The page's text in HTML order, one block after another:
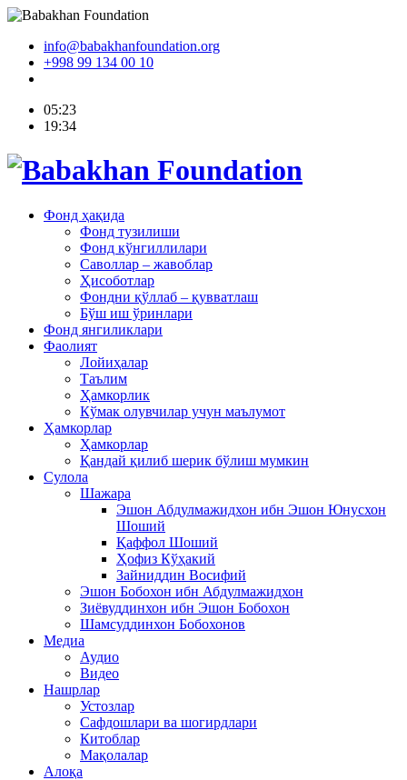
info@babakhanfoundation.org
+998 99 134 00 10
05:23
19:34
Фонд ҳақида
Фонд тузилиши
Фонд кўнгиллилари
Саволлар – жавоблар
Ҳисоботлар
Фондни қўллаб – қувватлаш
Бўш иш ўринлари
Фонд янгиликлари
Фаолият
Лойиҳалар
Таълим
Ҳамкорлик
Кўмак олувчилар учун маълумот
Ҳамкорлар
Ҳамкорлар
Қандай қилиб шерик бўлиш мумкин
Сулола
Шажара
Эшон Абдулмажидхон ибн Эшон Юнусхон
Шоший
Қаффол Шоший
Ҳофиз Кўҳакий
Зайниддин Восифий
Эшон Бобохон ибн Абдулмажидхон
Зиёвуддинхон ибн Эшон Бобохон
Шамсуддинхон Бобохонов
Медиа
Аудио
Видео
Нашрлар
Устозлар
Сафдошлари ва шогирдлари
Китоблар
Мақолалар
Алоқа